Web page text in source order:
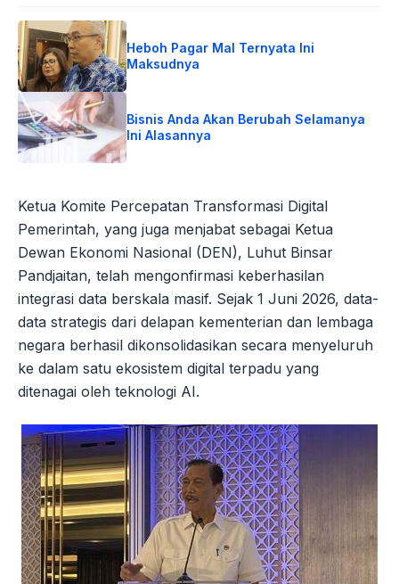
Heboh Pagar Mal Ternyata Ini
Maksudnya
Bisnis Anda Akan Berubah Selamanya
Ini Alasannya
Ketua Komite Percepatan Transformasi Digital
Pemerintah, yang juga menjabat sebagai Ketua
Dewan Ekonomi Nasional (DEN), Luhut Binsar
Pandjaitan, telah mengonfirmasi keberhasilan
integrasi data berskala masif. Sejak 1 Juni 2026, data-
data strategis dari delapan kementerian dan lembaga
negara berhasil dikonsolidasikan secara menyeluruh
ke dalam satu ekosistem digital terpadu yang
ditenagai oleh teknologi AI.